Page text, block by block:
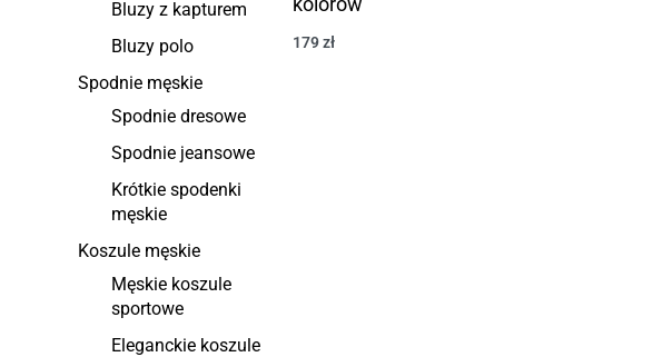
Bluzy z kapturem
Bluzy polo
Spodnie męskie
Spodnie dresowe
Spodnie jeansowe
Krótkie spodenki
męskie
Koszule męskie
Męskie koszule
sportowe
Eleganckie koszule
179zł